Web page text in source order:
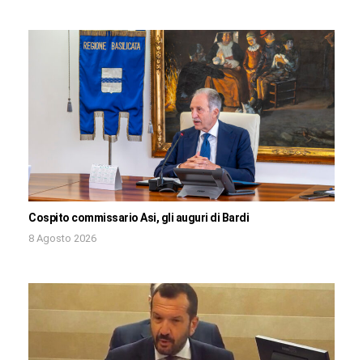
Cospito commissario Asi, gli auguri di Bardi
8 Agosto 2026